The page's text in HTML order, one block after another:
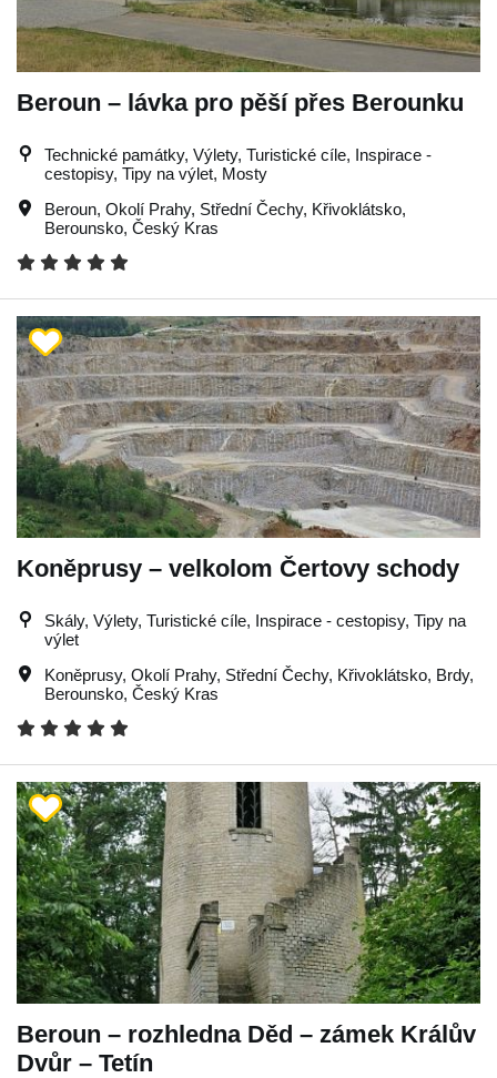
Beroun – lávka pro pěší přes Berounku
Technické památky, Výlety, Turistické cíle, Inspirace -
cestopisy, Tipy na výlet, Mosty
Beroun, Okolí Prahy, Střední Čechy, Křivoklátsko,
Berounsko, Český Kras
Koněprusy – velkolom Čertovy schody
Skály, Výlety, Turistické cíle, Inspirace - cestopisy, Tipy na
výlet
Koněprusy, Okolí Prahy, Střední Čechy, Křivoklátsko, Brdy,
Berounsko, Český Kras
Beroun – rozhledna Děd – zámek Králův
Dvůr – Tetín